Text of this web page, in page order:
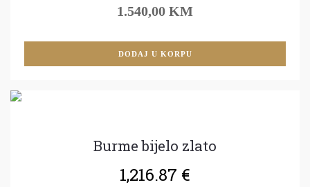
1.540,00 KM
DODAJ U KORPU
Burme bijelo zlato
1,216.87 €